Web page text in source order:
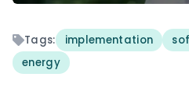
Tags: implementation
energy